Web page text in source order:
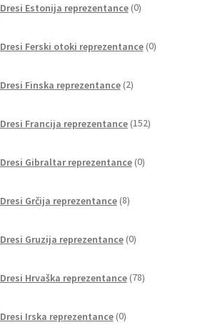
Dresi Estonija reprezentance 0izdelkov
Dresi Ferski otoki reprezentance 0izdelkov
Dresi Finska reprezentance 2izdelka
Dresi Francija reprezentance 152izdelkov
Dresi Gibraltar reprezentance 0izdelkov
Dresi Grčija reprezentance 8izdelkov
Dresi Gruzija reprezentance 0izdelkov
Dresi Hrvaška reprezentance 78izdelkov
Dresi Irska reprezentance 0izdelkov